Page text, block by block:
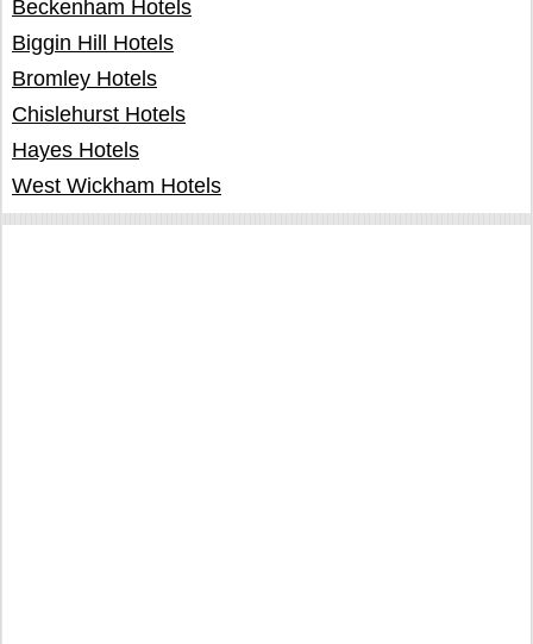
Beckenham Hotels
Biggin Hill Hotels
Bromley Hotels
Chislehurst Hotels
Hayes Hotels
West Wickham Hotels